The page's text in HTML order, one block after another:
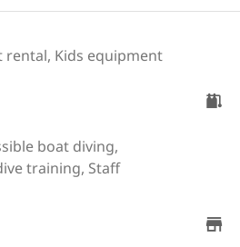
rental, Kids equipment
boat diving,
training, Staff